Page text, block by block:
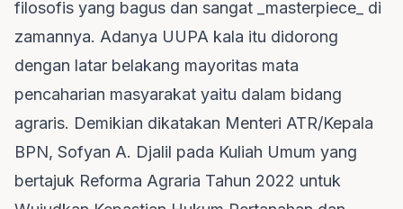
filosofis yang bagus dan sangat _masterpiece_ di
zamannya. Adanya UUPA kala itu didorong
dengan latar belakang mayoritas mata
pencaharian masyarakat yaitu dalam bidang
agraris. Demikian dikatakan Menteri ATR/Kepala
BPN, Sofyan A. Djalil pada Kuliah Umum yang
bertajuk Reforma Agraria Tahun 2022 untuk